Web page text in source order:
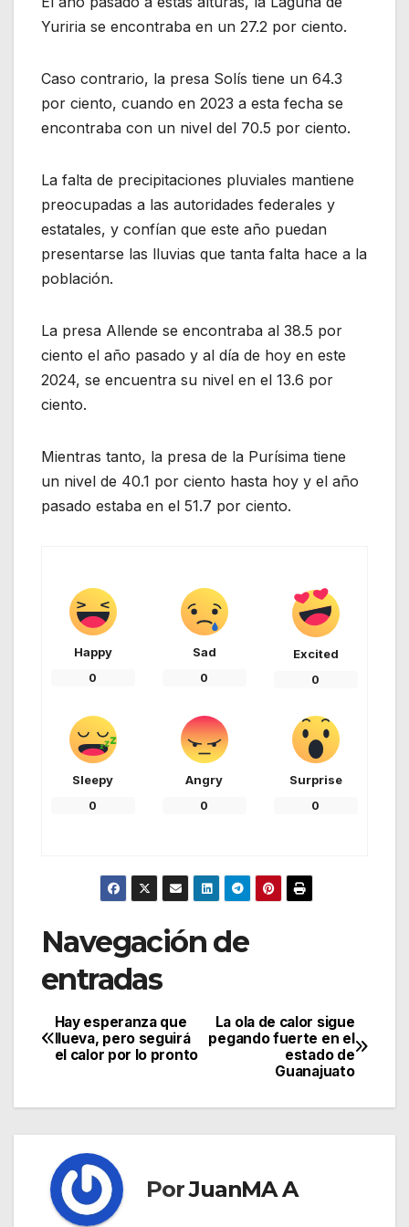
Yuriria se encontraba en un 27.2 por ciento.
Caso contrario, la presa Solís tiene un 64.3
por ciento, cuando en 2023 a esta fecha se
encontraba con un nivel del 70.5 por ciento.
La falta de precipitaciones pluviales mantiene
preocupadas a las autoridades federales y
estatales, y confían que este año puedan
presentarse las lluvias que tanta falta hace a la
población.
La presa Allende se encontraba al 38.5 por
ciento el año pasado y al día de hoy en este
2024, se encuentra su nivel en el 13.6 por
ciento.
Mientras tanto, la presa de la Purísima tiene
un nivel de 40.1 por ciento hasta hoy y el año
pasado estaba en el 51.7 por ciento.
Happy
0
Sad
0
Excited
0
Sleepy
0
Angry
0
Surprise
0
Navegación de
entradas
La ola de calor sigue
pegando fuerte en el
estado de
Guanajuato
Hay esperanza que
llueva, pero seguirá
el calor por lo pronto
PorJuanMA A